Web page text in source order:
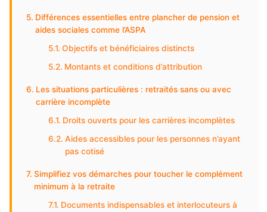
Différences essentielles entre plancher de pension et
aides sociales comme l’ASPA
Objectifs et bénéficiaires distincts
Montants et conditions d’attribution
Les situations particulières : retraités sans ou avec
carrière incomplète
Droits ouverts pour les carrières incomplètes
Aides accessibles pour les personnes n’ayant
pas cotisé
Simplifiez vos démarches pour toucher le complément
minimum à la retraite
Documents indispensables et interlocuteurs à